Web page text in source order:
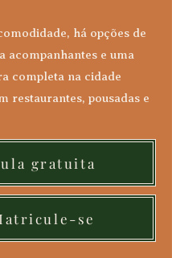
há opções de
acompanhantes e uma
completa na cidade
restaurantes, pousadas e
gratuita
se